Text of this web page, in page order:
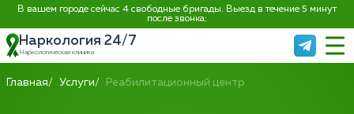
В вашем городе сейчас 4 свободные бригады. Выезд в течение 5 минут
после звонка:
Наркология 24/7
Наркологическая клиника
Главная Услуги Реабилитационный центр